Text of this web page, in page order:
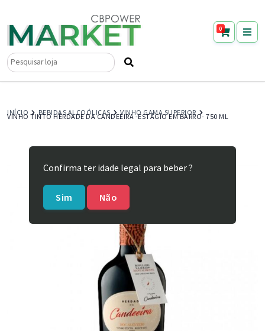
0
Pesquisar
INÍCIO BEBIDAS ALCOÓLICAS VINHO GAMA SUPERIOR
VINHO TINTO HERDADE DA CANDEEIRA -ESTÁGIO EM BARRO- 750 ML
Confirma ter idade legal para beber ?
Sim Não